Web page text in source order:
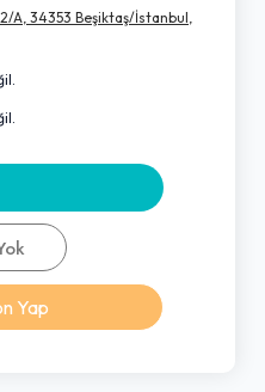
A, 34353 Beşiktaş/İstanbul,
Yap